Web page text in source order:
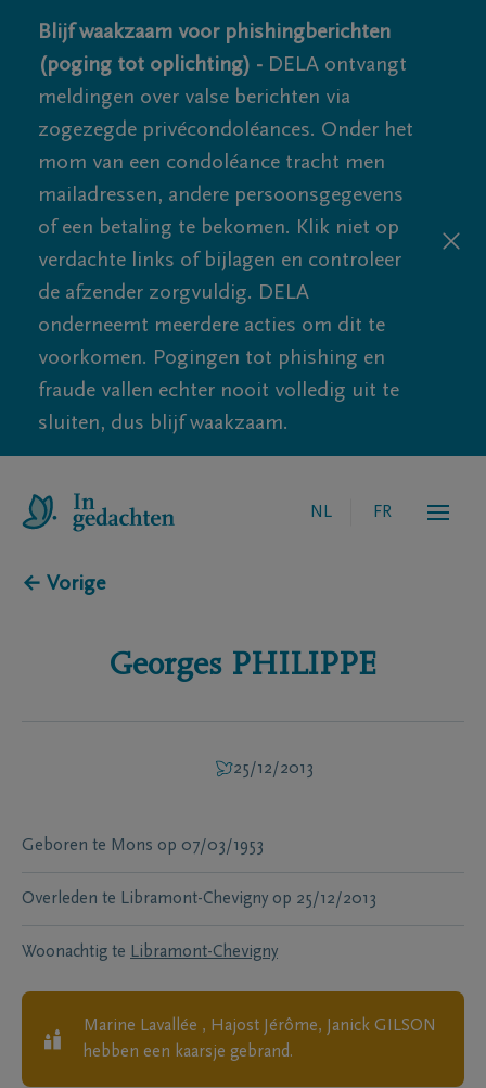
Blijf waakzaam voor phishingberichten
(poging tot oplichting) - DELA ontvangt
meldingen over valse berichten via
zogezegde privécondoléances. Onder het
mom van een condoléance tracht men
mailadressen, andere persoonsgegevens
of een betaling te bekomen. Klik niet op
verdachte links of bijlagen en controleer
de afzender zorgvuldig. DELA
onderneemt meerdere acties om dit te
voorkomen. Pogingen tot phishing en
fraude vallen echter nooit volledig uit te
sluiten, dus blijf waakzaam.
NL FR
← Vorige
Georges PHILIPPE
25/12/2013
Geboren te Mons op 07/03/1953
Overleden te Libramont-Chevigny op 25/12/2013
Woonachtig te Libramont-Chevigny
Marine Lavallée , Hajost Jérôme, Janick GILSON
hebben een kaarsje gebrand.